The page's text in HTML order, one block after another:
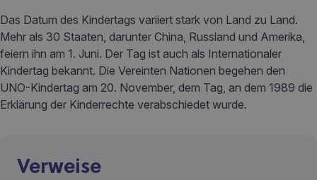
Das Datum des Kindertags variiert stark von Land zu Land.
Mehr als 30 Staaten, darunter China, Russland und Amerika,
feiern ihn am 1. Juni. Der Tag ist auch als Internationaler
Kindertag bekannt. Die Vereinten Nationen begehen den
UNO-Kindertag am 20. November, dem Tag, an dem 1989 die
Erklärung der Kinderrechte verabschiedet wurde.
Verweise